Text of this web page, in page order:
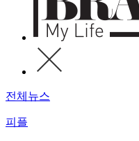
전체뉴스
피플